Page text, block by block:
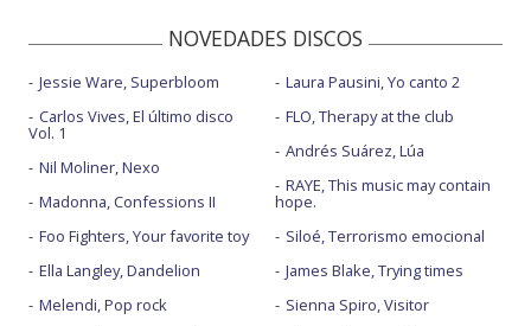
NOVEDADES DISCOS
Jessie Ware, Superbloom
Carlos Vives, El último disco
Vol. 1
Nil Moliner, Nexo
Madonna, Confessions II
Foo Fighters, Your favorite toy
Ella Langley, Dandelion
Melendi, Pop rock
Laura Pausini, Yo canto 2
FLO, Therapy at the club
Andrés Suárez, Lúa
RAYE, This music may contain
hope.
Siloé, Terrorismo emocional
James Blake, Trying times
Sienna Spiro, Visitor